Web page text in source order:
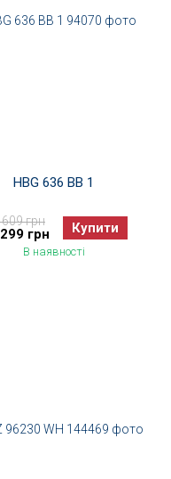
HBG 636 BB 1
грн
грн Купити
В наявності